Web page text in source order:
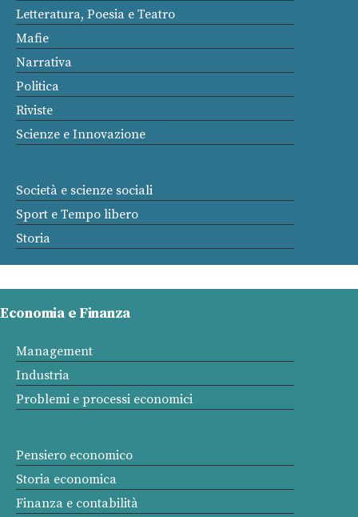
Letteratura, Poesia e Teatro
Mafie
Narrativa
Politica
Riviste
Scienze e Innovazione
Società e scienze sociali
Sport e Tempo libero
Storia
Economia e Finanza
Management
Industria
Problemi e processi economici
Pensiero economico
Storia economica
Finanza e contabilità